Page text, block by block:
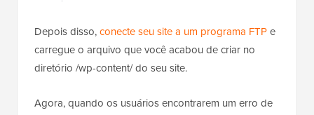
Depois disso,conecte seu site a um programa FTPe
carregue o arquivo que você acabou de criar no
diretório /wp-content/ do seu site.
Agora, quando os usuários encontrarem um erro de